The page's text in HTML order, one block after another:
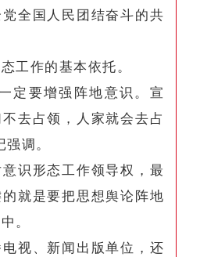
全国人民团结奋斗的共
作的基本依托。
要增强阵地意识。宣
去占领，人家就会去占
调。
形态工作领导权，最
就是要把思想舆论阵地
。
、新闻出版单位，还